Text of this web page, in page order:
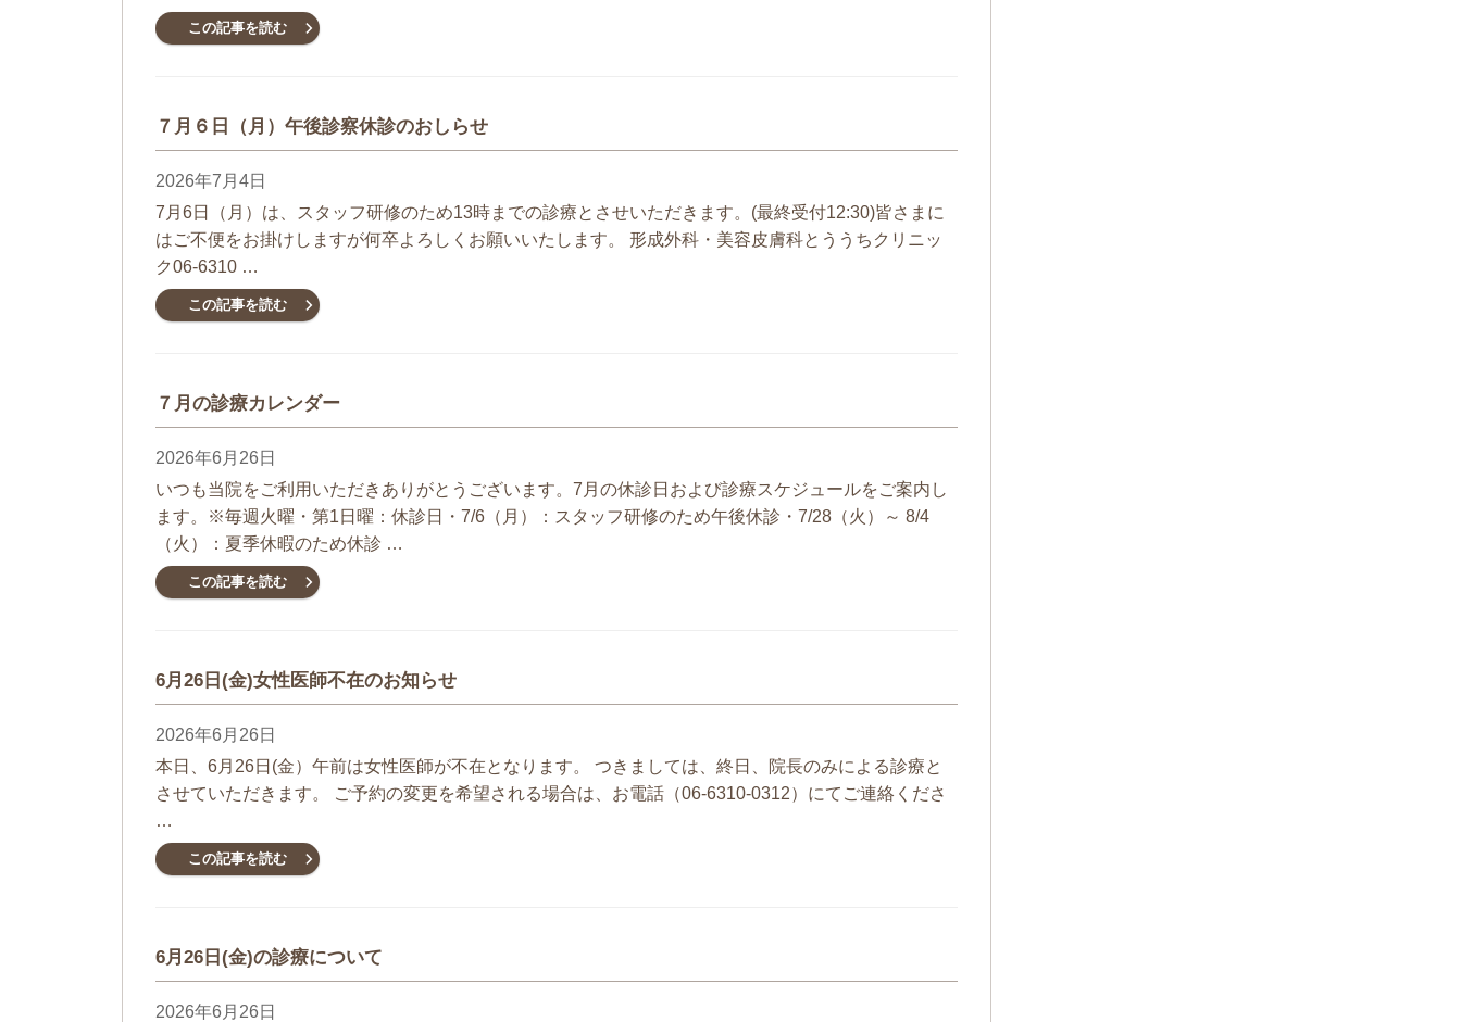
この記事を読む
７月６日（月）午後診察休診のおしらせ
2026年7月4日
7月6日（月）は、スタッフ研修のため13時までの診療とさせいただきます。(最終受付12:30)皆さまに
はご不便をお掛けしますが何卒よろしくお願いいたします。 形成外科・美容皮膚科とううちクリニッ
ク06-6310 …
この記事を読む
７月の診療カレンダー
2026年6月26日
いつも当院をご利用いただきありがとうございます。7月の休診日および診療スケジュールをご案内し
ます。※毎週火曜・第1日曜：休診日・7/6（月）：スタッフ研修のため午後休診・7/28（火）～ 8/4
（火）：夏季休暇のため休診 …
この記事を読む
6月26日(金)女性医師不在のお知らせ
2026年6月26日
本日、6月26日(金）午前は女性医師が不在となります。 つきましては、終日、院長のみによる診療と
させていただきます。 ご予約の変更を希望される場合は、お電話（06-6310-0312）にてご連絡くださ
…
この記事を読む
6月26日(金)の診療について
2026年6月26日